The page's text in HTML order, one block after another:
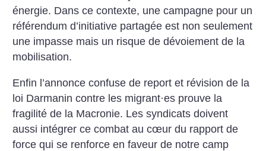
énergie. Dans ce contexte, une campagne pour un
référendum d’initiative partagée est non seulement
une impasse mais un risque de dévoiement de la
mobilisation.
Enfin l’annonce confuse de report et révision de la
loi Darmanin contre les migrant·es prouve la
fragilité de la Macronie. Les syndicats doivent
aussi intégrer ce combat au cœur du rapport de
force qui se renforce en faveur de notre camp